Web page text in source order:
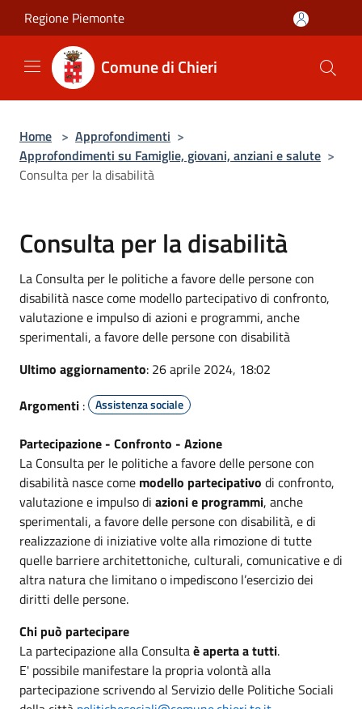
Salta al contenuto principale
Regione Piemonte
Comune di Chieri
Home > Approfondimenti >
Approfondimenti su Famiglie, giovani, anziani e salute >
Consulta per la disabilità
Consulta per la disabilità
La Consulta per le politiche a favore delle persone con
disabilità nasce come modello partecipativo di confronto,
valutazione e impulso di azioni e programmi, anche
sperimentali, a favore delle persone con disabilità
Ultimo aggiornamento: 26 aprile 2024, 18:02
Argomenti : Assistenza sociale
Partecipazione - Confronto - Azione
La Consulta per le politiche a favore delle persone con
disabilità nasce come modello partecipativo di confronto,
valutazione e impulso di azioni e programmi, anche
sperimentali, a favore delle persone con disabilità, e di
realizzazione di iniziative volte alla rimozione di tutte
quelle barriere architettoniche, culturali, comunicative e di
altra natura che limitano o impediscono l’esercizio dei
diritti delle persone.
Chi può partecipare
La partecipazione alla Consultaè aperta a tutti.
E' possibile manifestare la propria volontà alla
partecipazione scrivendo al Servizio delle Politiche Sociali